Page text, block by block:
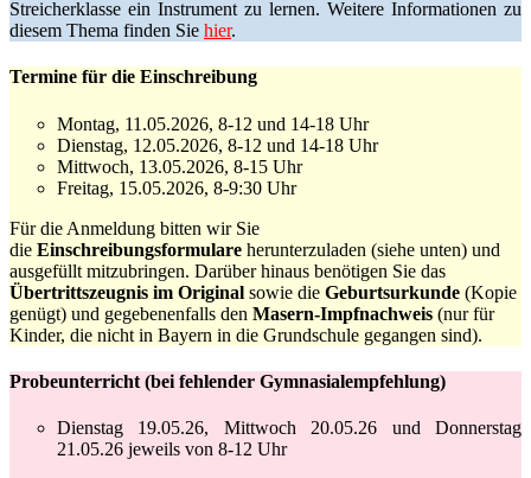
Streicherklasse ein Instrument zu lernen. Weitere Informationen zu
diesem Thema finden Sie hier.
Termine für die Einschreibung
Montag, 11.05.2026, 8-12 und 14-18 Uhr
Dienstag, 12.05.2026, 8-12 und 14-18 Uhr
Mittwoch, 13.05.2026, 8-15 Uhr
Freitag, 15.05.2026, 8-9:30 Uhr
Für die Anmeldung bitten wir Sie
die Einschreibungsformulare herunterzuladen (siehe unten) und
ausgefüllt mitzubringen. Darüber hinaus benötigen Sie das
Übertrittszeugnis im Original sowie die Geburtsurkunde (Kopie
genügt) und gegebenenfalls den Masern-Impfnachweis (nur für
Kinder, die nicht in Bayern in die Grundschule gegangen sind).
Probeunterricht (bei fehlender Gymnasialempfehlung)
Dienstag 19.05.26, Mittwoch 20.05.26 und Donnerstag
21.05.26 jeweils von 8-12 Uhr